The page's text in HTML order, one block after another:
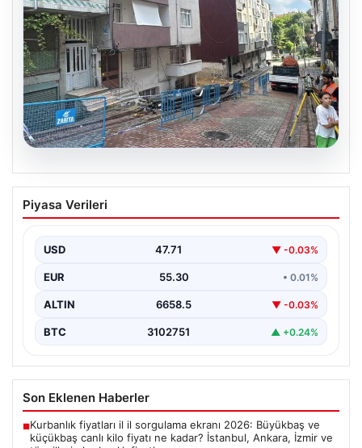
08.08.2026
İnşaat Temel Kazısı Sırasında Binalara
Hasar Verdi: 4 Bina Boşaltıldı
temel kazısı sırasında beklenmedik hasarlar ortaya çıktı.
Piyasa Verileri
USD 47.71 ▼ -0.03%
EUR 55.30 • 0.01%
ALTIN 6658.5 ▼ -0.03%
BTC 3102751 ▲ +0.24%
Son Eklenen Haberler
■Kurbanlık fiyatları il il sorgulama ekranı 2026: Büyükbaş ve
küçükbaş canlı kilo fiyatı ne kadar? İstanbul, Ankara, İzmir ve